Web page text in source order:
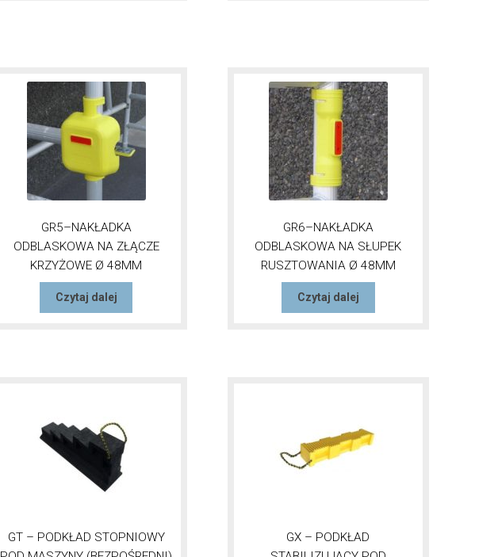
GR5–NAKŁADKA
ODBLASKOWA NA ZŁĄCZE
KRZYŻOWE Ø 48MM
Czytaj dalej
GR6–NAKŁADKA
ODBLASKOWA NA SŁUPEK
RUSZTOWANIA Ø 48MM
Czytaj dalej
GT – PODKŁAD STOPNIOWY
GX – PODKŁAD